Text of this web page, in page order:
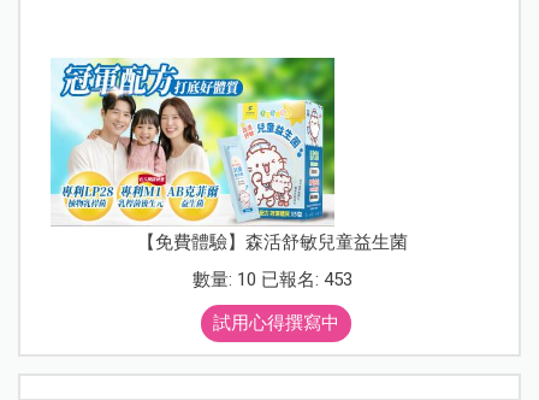
【免費體驗】森活舒敏兒童益生菌
數量: 10 已報名: 453
試用心得撰寫中